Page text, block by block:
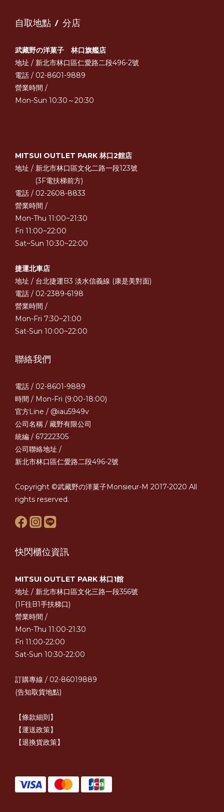
自取地點 / 分店
武藏野の洋菓子 林口旗艦店
地址 / 新北市林口區仁愛路二段496-2號
電話 / 02-8601-9889
營業時間 /
Mon-Sun 10:30～20:30
MITSUI OUTLET PARK 林口2館店
地址 / 新北市林口區文化二路一段123號
(3F電扶梯前方)
電話 / 02-2608-8833
營業時間 /
Mon-Thu 11:00~21:30
Fri 11:00~22:00
Sat~Sun 10:30~22:00
捷運北車店
地址 / 台北捷運B3 淡水信義線 (康是美對面)
電話 / 02-2389-6198
營業時間 /
Mon-Fri 7:30~21:00
Sat-Sun 10:00~22:00
聯絡我們
電話 / 02-8601-9889
時間 / Mon-Fri (9:00-18:00)
官方Line / @iau5949v
公司名稱 / 藏野有限公司
統編 / 67222305
公司聯絡地址 /
新北市林口區仁愛路二段496-2號
Copyright ©武藏野の洋菓子Monsieur-M 2017-2020 All
rights reserved.
快閃櫃位資訊
MITSUI OUTLET PARK 林口1館
地址 / 新北市林口區文化三路一段356號
(1F往B1手扶梯口)
營業時間 /
Mon-Thu 11:00-21:30
Fri 11:00-22:00
Sat-Sun 10:30-22:00
訂購專線 / 02-86019889
(告知取貨地點)
【條款細則】
【運送政策】
【退換貨政策】